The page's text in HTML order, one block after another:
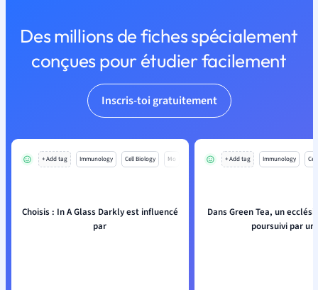
Des millions de fiches spécialement
conçues pour étudier facilement
Inscris-toi gratuitement
+ Add tag Immunology Cell Biology Mo
Choisis : In A Glass Darkly est influencé
par
+ Add tag Immunology
Dans Green Tea, un
poursuivi par un